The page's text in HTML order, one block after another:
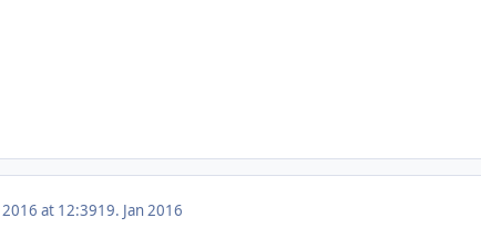
2016 at 12:3919. Jan 2016